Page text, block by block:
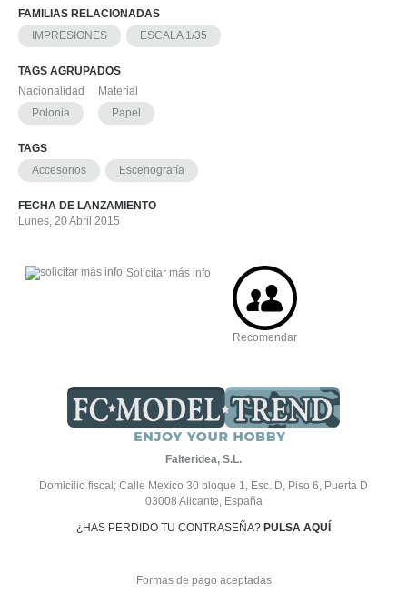
FAMILIAS RELACIONADAS
IMPRESIONES
ESCALA 1/35
TAGS AGRUPADOS
Nacionalidad
Polonia
Material
Papel
TAGS
Accesorios
Escenografía
FECHA DE LANZAMIENTO
Lunes, 20 Abril 2015
Solicitar más info
Recomendar
Falteridea, S.L.
Domicilio fiscal; Calle Mexico 30 bloque 1, Esc. D, Piso 6, Puerta D
03008 Alicante, España
¿HAS PERDIDO TU CONTRASEÑA? PULSA AQUÍ
Formas de pago aceptadas